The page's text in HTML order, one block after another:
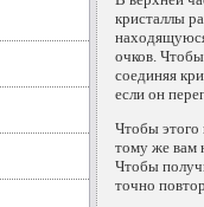
кристаллы
очков.
соединяя
если он
Чтобы
тому же вам
Чтобы
точно